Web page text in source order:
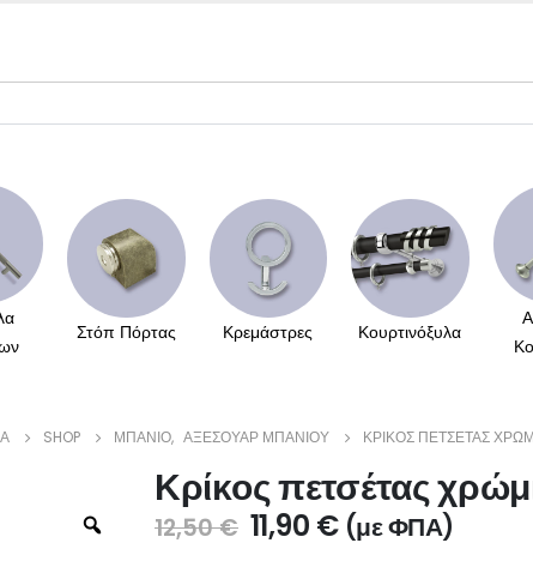
Στόπ Πόρτας Κρεμάστρες Κουρτινόξυλα
SHOP ΜΠΆΝΙΟ, ΑΞΕΣΟΥΆΡ ΜΠΆΝΙΟΥ ΚΡΊΚΟΣ ΠΕΤΣΈΤΑΣ
Κρίκος πετσέτας
12,50€ 11,90 € (με ΦΠΑ)